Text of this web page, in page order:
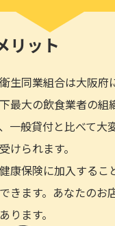
リット
生同業組合は大阪府
最大の飲食業者の組
一般貸付と比べて大
けられます。
康保険に加入するこ
きます。あなたのお
ります。